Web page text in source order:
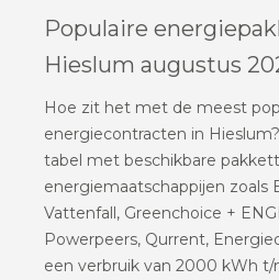
Populaire
Hieslum augustus
Hoe zit het met de meest
energiecontracten in
tabel met beschikbare
energiemaatschappijen zoals
Vattenfall, Greenchoice +
Powerpeers, Qurrent,
een verbruik van 2000 kWh